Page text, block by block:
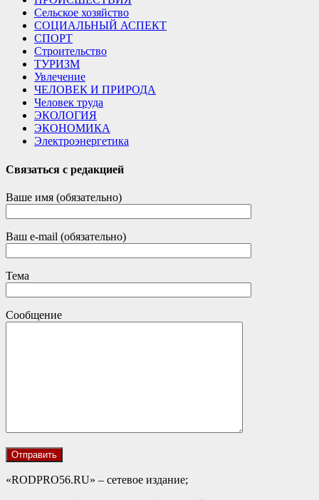
Сельское хозяйство
СОЦИАЛЬНЫЙ АСПЕКТ
СПОРТ
Строительство
ТУРИЗМ
Увлечение
ЧЕЛОВЕК И ПРИРОДА
Человек труда
ЭКОЛОГИЯ
ЭКОНОМИКА
Электроэнергетика
Связаться с редакцией
Ваше имя (обязательно)
Ваш e-mail (обязательно)
Тема
Сообщение
«RODPRO56.RU» – сетевое издание;